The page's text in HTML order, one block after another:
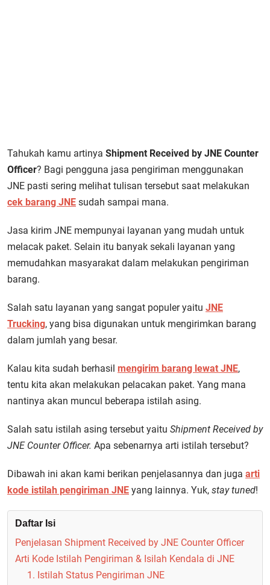
Tahukah kamu artinya Shipment Received by JNE Counter
Officer? Bagi pengguna jasa pengiriman menggunakan
JNE pasti sering melihat tulisan tersebut saat melakukan
cek barang JNE sudah sampai mana.
Jasa kirim JNE mempunyai layanan yang mudah untuk
melacak paket. Selain itu banyak sekali layanan yang
memudahkan masyarakat dalam melakukan pengiriman
barang.
Salah satu layanan yang sangat populer yaitu JNE
Trucking, yang bisa digunakan untuk mengirimkan barang
dalam jumlah yang besar.
Kalau kita sudah berhasil mengirim barang lewat JNE,
tentu kita akan melakukan pelacakan paket. Yang mana
nantinya akan muncul beberapa istilah asing.
Salah satu istilah asing tersebut yaitu Shipment Received by
JNE Counter Officer. Apa sebenarnya arti istilah tersebut?
Dibawah ini akan kami berikan penjelasannya dan juga arti
kode istilah pengiriman JNE yang lainnya. Yuk, stay tuned!
Daftar Isi
Penjelasan Shipment Received by JNE Counter Officer
Arti Kode Istilah Pengiriman & Isilah Kendala di JNE
1. Istilah Status Pengiriman JNE